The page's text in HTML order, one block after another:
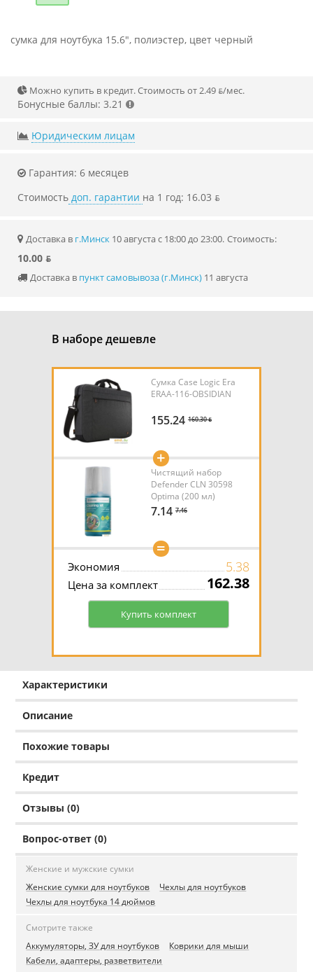
сумка для ноутбука 15.6", полиэстер, цвет черный
Можно купить в кредит. Стоимость от 2.49 ƃ/мec.
Бонусные баллы: 3.21
Юридическим лицам
Гарантия: 6 месяцев
Стоимость доп. гарантии на 1 год: 16.03 ƃ
Доставка в г.Минск 10 августа с 18:00 до 23:00. Стоимость:
10.00 ƃ
Доставка в пункт самовывоза (г.Минск) 11 августа
В наборе дешевле
Сумка Case Logic Era
ERAA-116-OBSIDIAN
155.24 160.30 ƃ
+
Чистящий набор
Defender CLN 30598
Optima (200 мл)
7.14 7.46
=
Экономия 5.38
Цена за комплект 162.38
Купить комплект
Характеристики
Описание
Похожие товары
Кредит
Отзывы (0)
Вопрос-ответ (0)
Женские и мужские сумки
Женские сумки для ноутбуков
Чехлы для ноутбуков
Чехлы для ноутбука 14 дюймов
Смотрите также
Аккумуляторы, ЗУ для ноутбуков
Коврики для мыши
Кабели, адаптеры, разветвители